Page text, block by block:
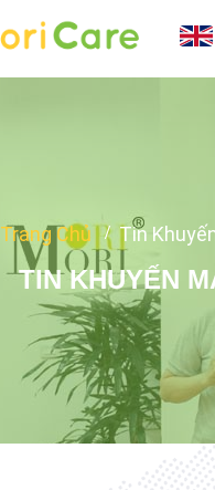
Trang Chủ Tin
TIN KHUYẾN